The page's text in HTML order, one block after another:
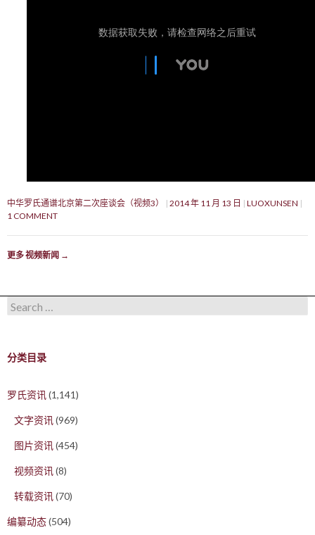
中华罗氏通谱北京第二次座谈会（视频3） 2014 年 11 月 13 日
LUOXUNSEN
1 COMMENT
更多 视频新闻 →
Search for:
分类目录
罗氏资讯(1,141)
文字资讯(969)
图片资讯(454)
视频资讯(8)
转载资讯(70)
编纂动态(504)